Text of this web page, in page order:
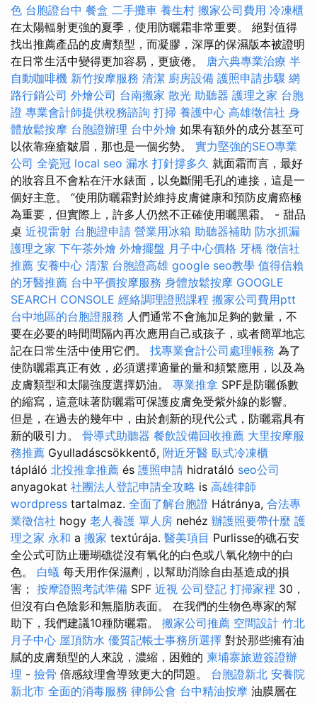
色 台胞證台中 餐盒 二手攤車 養生村 搬家公司費用 冷凍櫃
在太陽輻射更強的夏季，使用防曬霜非常重要。 絕對值得
找出推薦產品的皮膚類型，而凝膠，深厚的保濕版本被證明
在日常生活中變得更加容易，更疲倦。 唐六典專業治療 半
自動咖啡機 新竹按摩服務 清潔 廚房設備 護照申請步驟 網
路行銷公司 外燴公司 台南搬家 散光 助聽器 護理之家 台胞
證 專業會計師提供稅務諮詢 打掃 養護中心 高雄徵信社 身
體放鬆按摩 台胞證辦理 台中外燴 如果有額外的成分甚至可
以依靠痤瘡皺眉，那也是一個劣勢。 實力堅強的SEO專業
公司 全瓷冠 local seo 漏水 打針撐多久 就面霜而言，最好
的妝容且不會粘在汗水錶面，以免斷開毛孔的連接，這是一
個好主意。 “使用防曬霜對於維持皮膚健康和預防皮膚癌極
為重要，但實際上，許多人仍然不正確使用曬黑霜。 - 甜品
桌 近視雷射 台胞證申請 營業用冰箱 助聽器補助 防水抓漏
護理之家 下午茶外燴 外燴擺盤 月子中心價格 牙橋 徵信社
推薦 安養中心 清潔 台胞證高雄 google seo教學 值得信賴
的牙醫推薦 台中平價按摩服務 身體放鬆按摩 GOOGLE
SEARCH CONSOLE 經絡調理證照課程 搬家公司費用ptt
台中地區的台胞證服務 人們通常不會施加足夠的數量，不
要在必要的時間間隔內再次應用自己或孩子，或者簡單地忘
記在日常生活中使用它們。 找專業會計公司處理帳務 為了
使防曬霜真正有效，必須選擇適量的量和頻繁應用，以及為
皮膚類型和太陽強度選擇奶油。 專業推拿 SPF是防曬係數
的縮寫，這意味著防曬霜可保護皮膚免受紫外線的影響。
但是，在過去的幾年中，由於創新的現代公式，防曬霜具有
新的吸引力。 骨導式助聽器 餐飲設備回收推薦 大里按摩服
務推薦 Gyulladáscsökkentő, 附近牙醫 臥式冷凍櫃
tápláló 北投推拿推薦 és 護照申請 hidratáló seo公司
anyagokat 社團法人登記申請全攻略 is 高雄律師
wordpress tartalmaz. 全面了解台胞證 Hátránya, 合法專
業徵信社 hogy 老人養護 單人房 nehéz 辦護照要帶什麼 護
理之家 永和 a 搬家 textúrája. 醫美項目 Purlisse的礁石安
全公式可防止珊瑚礁從沒有氧化的白色或八氧化物中的白
色。 白蟻 每天用作保濕劑，以幫助消除自由基造成的損
害； 按摩證照考試準備 SPF 近視 公司登記 打掃家裡 30，
但沒有白色陰影和無脂肪表面。 在我們的生物色專家的幫
助下，我們建議10種防曬霜。 搬家公司推薦 空間設計 竹北
月子中心 屋頂防水 優質記帳士事務所選擇 對於那些擁有油
膩的皮膚類型的人來說，濃縮，困難的 柬埔寨旅遊簽證辦
理 - 撿骨 倍感紋理會導致更大的問題。 台胞證新北 安養院
新北市 全面的消毒服務 律師公會 台中精油按摩 油膜層在